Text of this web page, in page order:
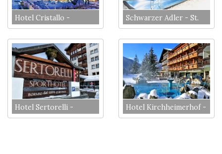
Hotel Cristallo -
Cortina
Schwarzer Adler - St.
Anton
Hotel Sertorelli -
Cervinia
Hotel Kirchheimerhof -
BKK